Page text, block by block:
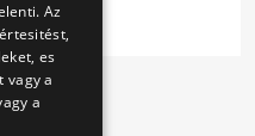
Az
es
vagy a
a